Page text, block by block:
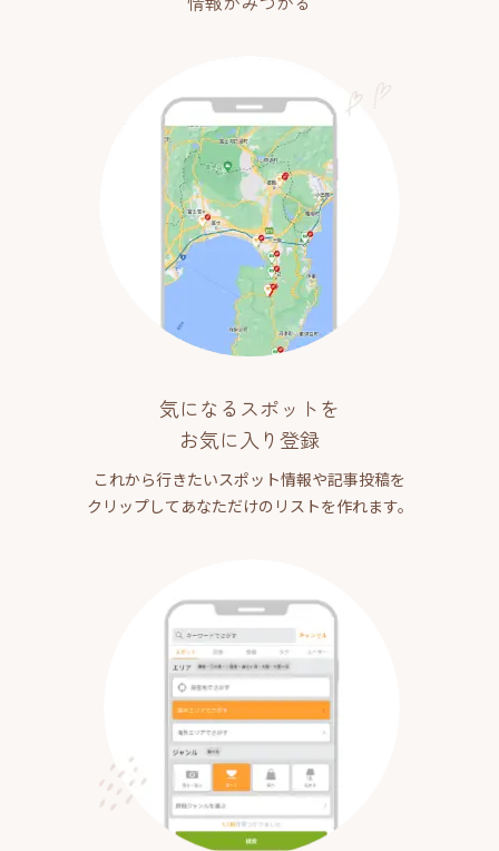
気になるスポットを
お気に入り登録
これから行きたいスポット情報や記事投稿を
クリップしてあなただけのリストを作れます。